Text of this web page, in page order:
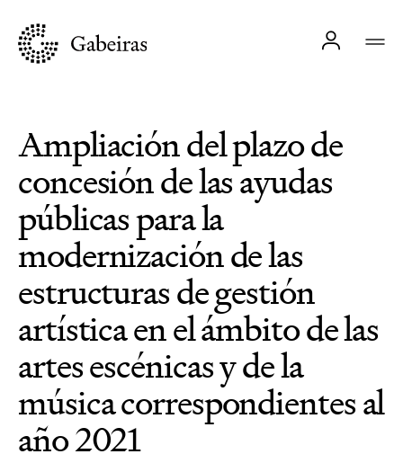
Ampliación del plazo de
concesión de las ayudas
públicas para la
modernización de las
estructuras de gestión
artística en el ámbito de las
artes escénicas y de la
música correspondientes al
año 2021